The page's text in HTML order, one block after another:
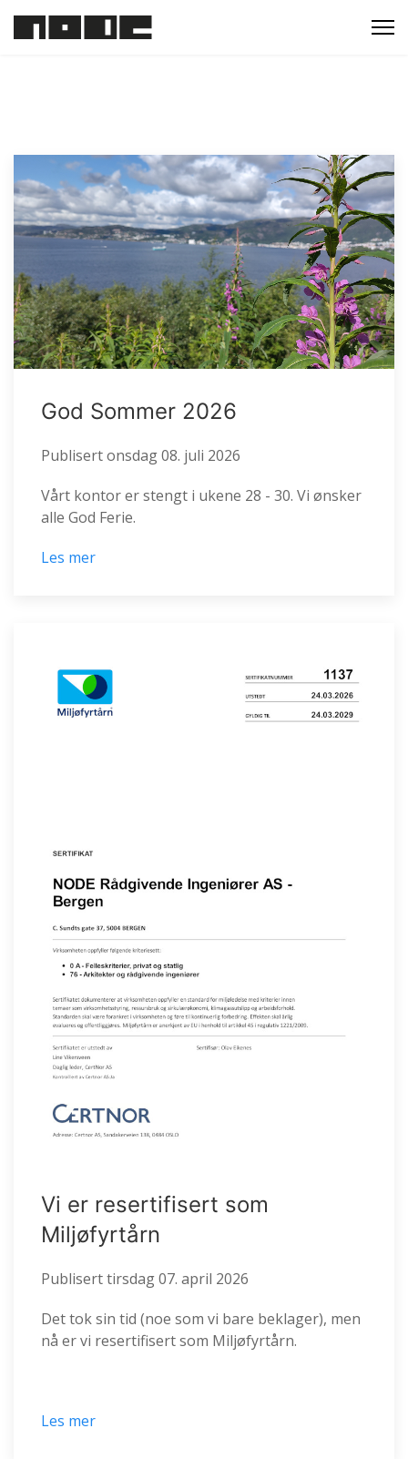
God Sommer 2026
Publisertonsdag 08. juli 2026
Vårt kontor er stengt i ukene 28 - 30. Vi ønsker
alle God Ferie.
Les mer
Vi er resertifisert som
Miljøfyrtårn
Publiserttirsdag 07. april 2026
Det tok sin tid (noe som vi bare beklager), men
nå er vi resertifisert som Miljøfyrtårn.
Les mer